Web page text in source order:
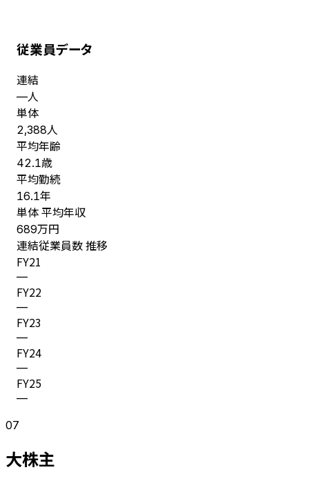
従業員データ
連結
—人
単体
2,388人
平均年齢
42.1歳
平均勤続
16.1年
単体 平均年収
689万円
連結従業員数 推移
FY21
—
FY22
—
FY23
—
FY24
—
FY25
—
07
大株主